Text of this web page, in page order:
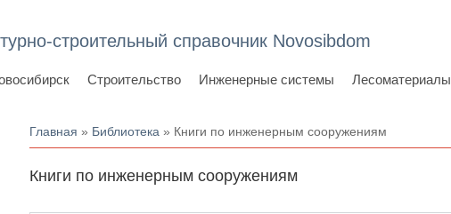
строительный справочник Novosibdom
Строительство Инженерные системы Лесоматериалы
Вы здесь
Главная » Библиотека » Книги по инженерным сооружениям
Книги по инженерным сооружениям